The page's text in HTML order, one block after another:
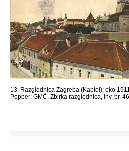
13. Razglednica Zagreba (Kaptol); oko
Popper; GMČ, Zbirka razglednica, inv. br.